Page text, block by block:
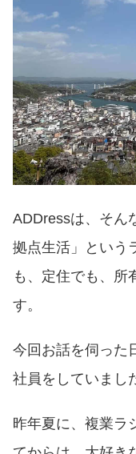
ADDressは、そん
拠点生活」という
も、定住でも、所
す。
今回お話を伺った
社員をしていまし
昨年夏に、複業ラ